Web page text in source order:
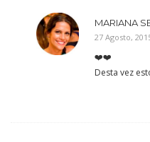
MARIANA
27 Agosto,
❤️❤️
Desta vez